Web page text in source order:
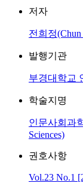
저자
전희정(Chun
발행기관
부경대학교
학술지명
인문사회과
Sciences)
권호사항
Vol.23 No.1